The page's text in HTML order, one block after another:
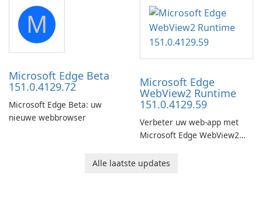
portable media on any
computer running Microsoft
Windows.
M
Microsoft Edge Beta
151.0.4129.72
Microsoft Edge Beta: uw
nieuwe webbrowser
Microsoft Edge
WebView2 Runtime
151.0.4129.59
Verbeter uw web-app met
Microsoft Edge WebView2
Alle laatste updates